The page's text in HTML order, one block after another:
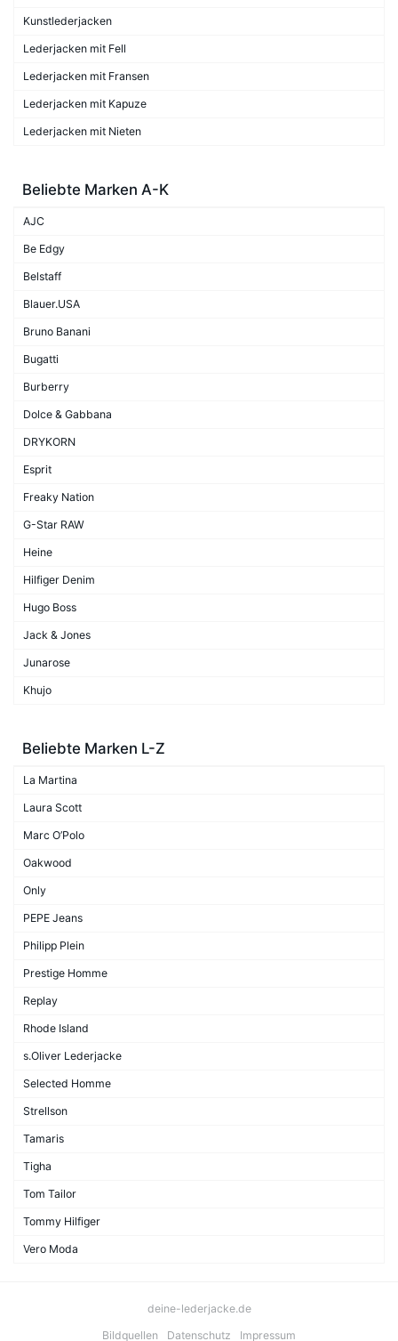
Kunstlederjacken
Lederjacken mit Fell
Lederjacken mit Fransen
Lederjacken mit Kapuze
Lederjacken mit Nieten
Beliebte Marken A-K
AJC
Be Edgy
Belstaff
Blauer.USA
Bruno Banani
Bugatti
Burberry
Dolce & Gabbana
DRYKORN
Esprit
Freaky Nation
G-Star RAW
Heine
Hilfiger Denim
Hugo Boss
Jack & Jones
Junarose
Khujo
Beliebte Marken L-Z
La Martina
Laura Scott
Marc O’Polo
Oakwood
Only
PEPE Jeans
Philipp Plein
Prestige Homme
Replay
Rhode Island
s.Oliver Lederjacke
Selected Homme
Strellson
Tamaris
Tigha
Tom Tailor
Tommy Hilfiger
Vero Moda
deine-lederjacke.de
Bildquellen
Datenschutz Impressum